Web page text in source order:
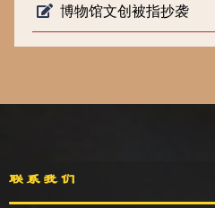
博物馆文创被指抄袭
联系我们